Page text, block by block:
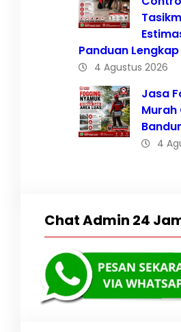
Panduan Lengkap
4 Agustus 2026
Jasa
Murah
4
Chat Admin 24